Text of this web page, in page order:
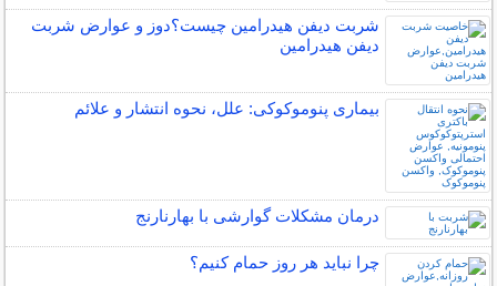
شربت دیفن هیدرامین چیست؟دوز و عوارض شربت
دیفن هیدرامین
بیماری پنوموکوکی: علل، نحوه انتشار و علائم
درمان مشکلات گوارشی با بهارنارنج
چرا نباید هر روز حمام کنیم؟